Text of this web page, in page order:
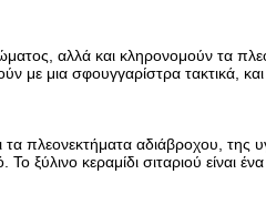
αλλά και κληρονομούν τα
με μια σφουγγαρίστρα τακτικά,
πλεονεκτήματα αδιάβροχου, της
ξύλινο κεραμίδι σιταριού είναι